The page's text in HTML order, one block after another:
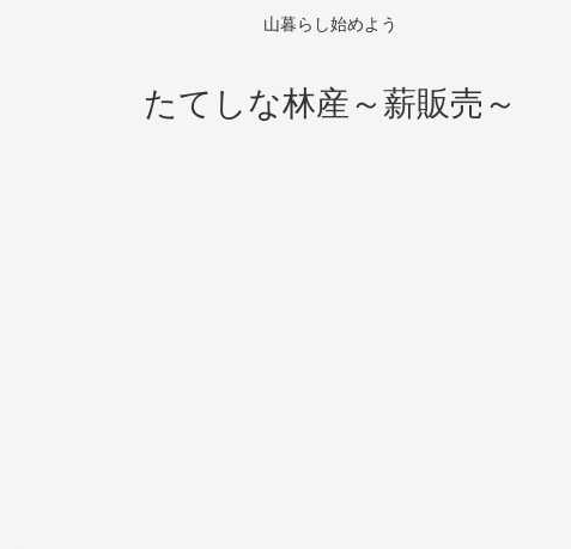
山暮らし始めよう
たてしな林産～薪販売～